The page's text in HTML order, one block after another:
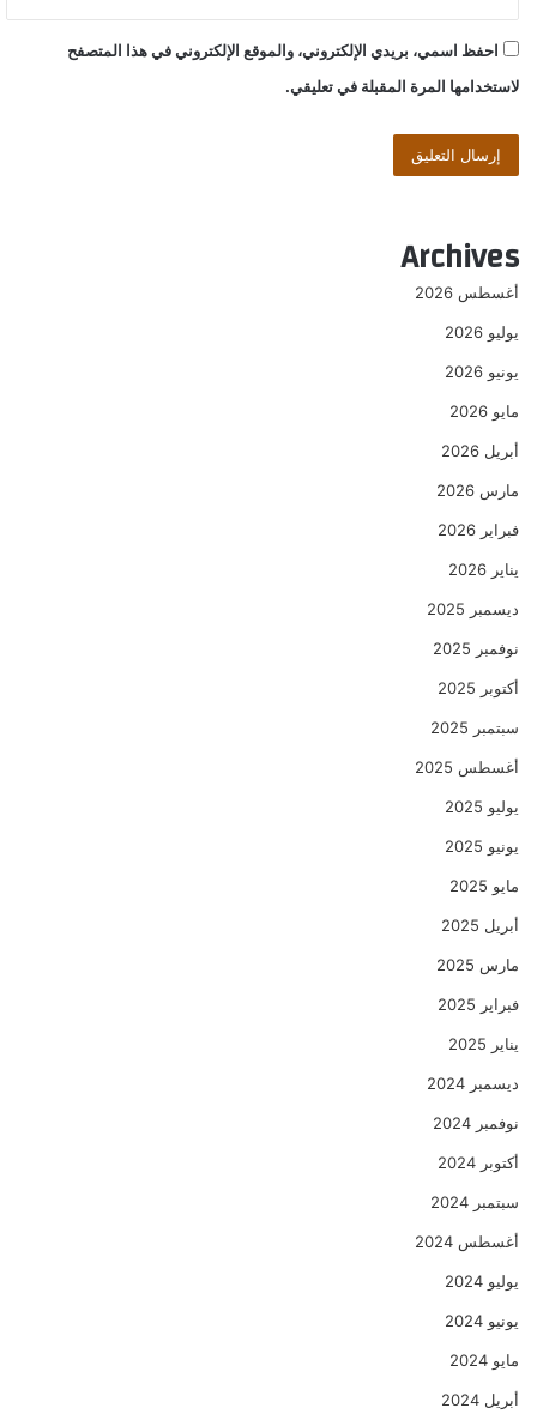
احفظ اسمي، بريدي الإلكتروني، والموقع الإلكتروني في هذا المتصفح
لاستخدامها المرة المقبلة في تعليقي.
Archives
أغسطس 2026
يوليو 2026
يونيو 2026
مايو 2026
أبريل 2026
مارس 2026
فبراير 2026
يناير 2026
ديسمبر 2025
نوفمبر 2025
أكتوبر 2025
سبتمبر 2025
أغسطس 2025
يوليو 2025
يونيو 2025
مايو 2025
أبريل 2025
مارس 2025
فبراير 2025
يناير 2025
ديسمبر 2024
نوفمبر 2024
أكتوبر 2024
سبتمبر 2024
أغسطس 2024
يوليو 2024
يونيو 2024
مايو 2024
أبريل 2024